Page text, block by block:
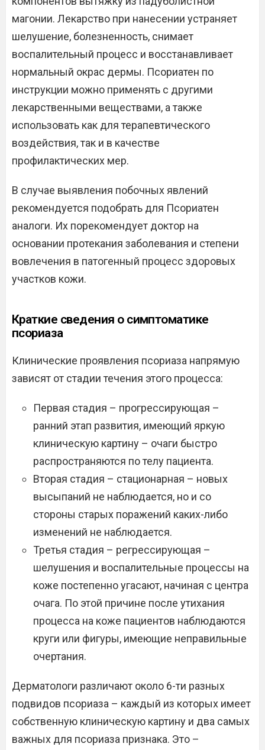
магонии. Лекарство при нанесении устраняет
шелушение, болезненность, снимает
воспалительный процесс и восстанавливает
нормальный окрас дермы. Псориатен по
инструкции можно применять с другими
лекарственными веществами, а также
использовать как для терапевтического
воздействия, так и в качестве
профилактических мер.
В случае выявления побочных явлений
рекомендуется подобрать для Псориатен
аналоги. Их порекомендует доктор на
основании протекания заболевания и степени
вовлечения в патогенный процесс здоровых
участков кожи.
Краткие сведения о симптоматике
псориаза
Клинические проявления псориаза напрямую
зависят от стадии течения этого процесса:
Первая стадия – прогрессирующая –
ранний этап развития, имеющий яркую
клиническую картину – очаги быстро
распространяются по телу пациента.
Вторая стадия – стационарная – новых
высыпаний не наблюдается, но и со
стороны старых поражений каких-либо
изменений не наблюдается.
Третья стадия – регрессирующая –
шелушения и воспалительные процессы на
коже постепенно угасают, начиная с центра
очага. По этой причине после утихания
процесса на коже пациентов наблюдаются
круги или фигуры, имеющие неправильные
очертания.
Дерматологи различают около 6-ти разных
подвидов псориаза – каждый из которых имеет
собственную клиническую картину и два самых
важных для псориаза признака. Это –